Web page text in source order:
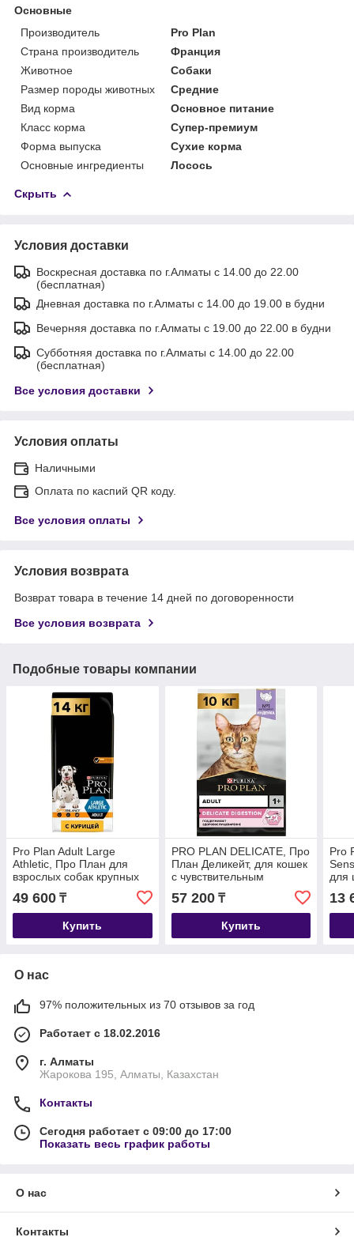
Основные
Производитель
Pro Plan
Страна производитель
Франция
Животное
Собаки
Размер породы животных
Средние
Вид корма
Основное питание
Класс корма
Супер-премиум
Форма выпуска
Сухие корма
Основные ингредиенты
Лосось
Скрыть
Условия доставки
Воскресная доставка по г.Алматы с 14.00 до 22.00
(бесплатная)
Дневная доставка по г.Алматы с 14.00 до 19.00 в будни
Вечерняя доставка по г.Алматы с 19.00 до 22.00 в будни
Субботняя доставка по г.Алматы с 14.00 до 22.00
(бесплатная)
Все условия доставки
Условия оплаты
Наличными
Оплата по каспий QR коду.
Все условия оплаты
Условия возврата
Возврат товара в течение 14 дней по договоренности
Все условия возврата
Подобные товары компании
Pro Plan Adult Large
Athletic, Про План для
взрослых собак крупных
пород с курицей и рисом,
уп. 14кг.
49 600 ₸
Купить
PRO PLAN DELICATE, Про
План Деликейт, для кошек
с чувствительным
пищеварением, уп. 10 кг.
57 200₸
Купить
Pro
для
13
О нас
97% положительных из 70 отзывов за год
Работает с 18.02.2016
г. Алматы
Жарокова 195, Алматы, Казахстан
Контакты
Сегодня работает с 09:00 до 17:00
Показать весь график работы
О нас
Контакты